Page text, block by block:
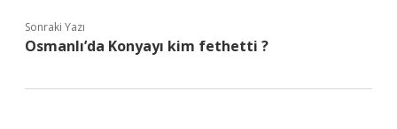
Sonraki Yazı
Osmanlı’da Konyayı kim fethetti ?